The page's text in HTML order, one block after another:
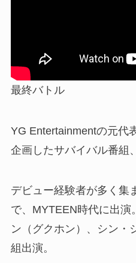
最終バトル
YG Entertainmentの元代
企画したサバイバル番組
デビュー経験者が多く集
で、MYTEEN時代に出演
ン（グクホン）、シン・
組出演。